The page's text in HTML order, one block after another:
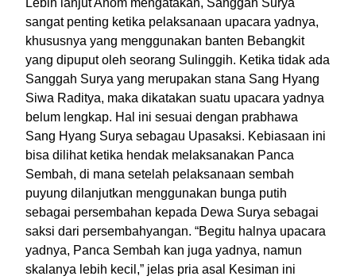
sangat penting ketika pelaksanaan upacara yadnya,
khususnya yang menggunakan banten Bebangkit
yang dipuput oleh seorang Sulinggih. Ketika tidak ada
Sanggah Surya yang merupakan stana Sang Hyang
Siwa Raditya, maka dikatakan suatu upacara yadnya
belum lengkap. Hal ini sesuai dengan prabhawa
Sang Hyang Surya sebagau Upasaksi. Kebiasaan ini
bisa dilihat ketika hendak melaksanakan Panca
Sembah, di mana setelah pelaksanaan sembah
puyung dilanjutkan menggunakan bunga putih
sebagai persembahan kepada Dewa Surya sebagai
saksi dari persembahyangan. “Begitu halnya upacara
yadnya, Panca Sembah kan juga yadnya, namun
skalanya lebih kecil,” jelas pria asal Kesiman ini